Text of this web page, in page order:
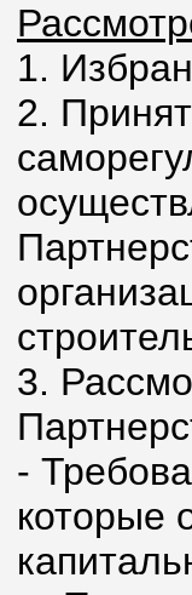
1.
2.
3.
-
которые